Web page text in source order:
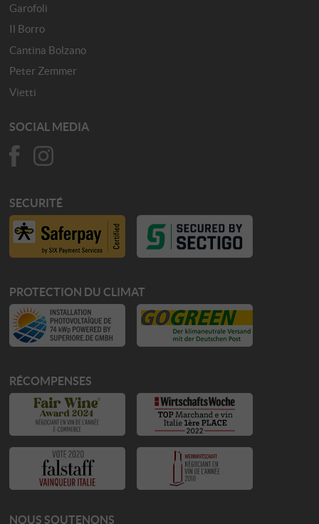
Garofoli
Il Borro
Cantina Bolzano
Peter Zemmer
Vietti
SOCIAL MEDIA
SECURITÉ
PROTECTION DU CLIMAT
RÉCOMPENSES
NOUS SOUTENONS